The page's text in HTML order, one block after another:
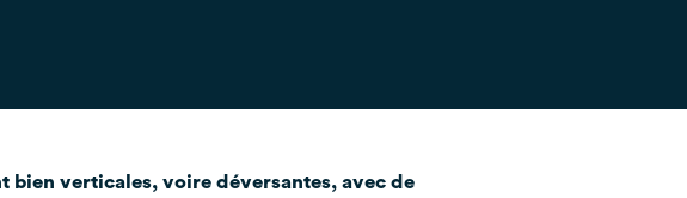
bien verticales, voire déversantes, avec de